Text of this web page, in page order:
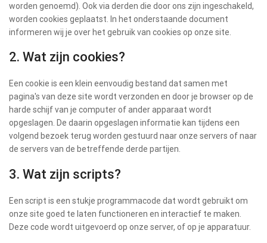
worden genoemd). Ook via derden die door ons zijn ingeschakeld,
worden cookies geplaatst. In het onderstaande document
informeren wij je over het gebruik van cookies op onze site.
2. Wat zijn cookies?
Een cookie is een klein eenvoudig bestand dat samen met
pagina's van deze site wordt verzonden en door je browser op de
harde schijf van je computer of ander apparaat wordt
opgeslagen. De daarin opgeslagen informatie kan tijdens een
volgend bezoek terug worden gestuurd naar onze servers of naar
de servers van de betreffende derde partijen.
3. Wat zijn scripts?
Een script is een stukje programmacode dat wordt gebruikt om
onze site goed te laten functioneren en interactief te maken.
Deze code wordt uitgevoerd op onze server, of op je apparatuur.